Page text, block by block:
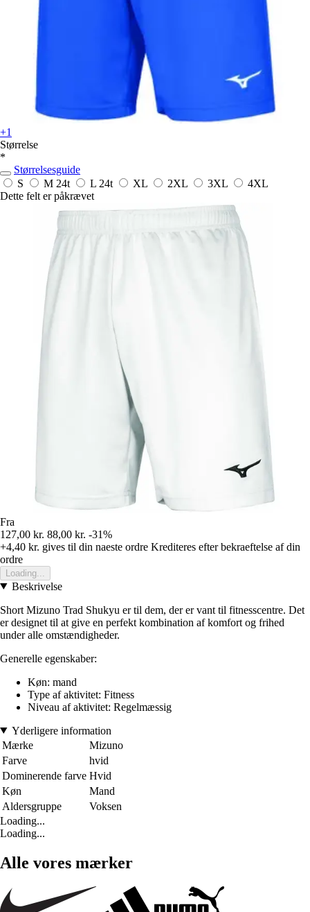
+1
Størrelse
*
Størrelsesguide
S
M 24t L 24t XL 2XL 3XL
4XL
Dette felt er påkrævet
Fra
127,00 kr. 88,00 kr. -31%
+4,40 kr. gives til din naeste ordre Krediteres efter bekraeftelse af din
ordre
Loading...
Beskrivelse
Short Mizuno Trad Shukyu er til dem, der er vant til fitnesscentre. Det
er designet til at give en perfekt kombination af komfort og frihed
under alle omstændigheder.
Generelle egenskaber:
Køn: mand
Type af aktivitet: Fitness
Niveau af aktivitet: Regelmæssig
Yderligere information
Mærke
Mizuno
Farve
hvid
Dominerende farve Hvid
Køn
Mand
Aldersgruppe
Voksen
Loading...
Loading...
Alle vores mærker